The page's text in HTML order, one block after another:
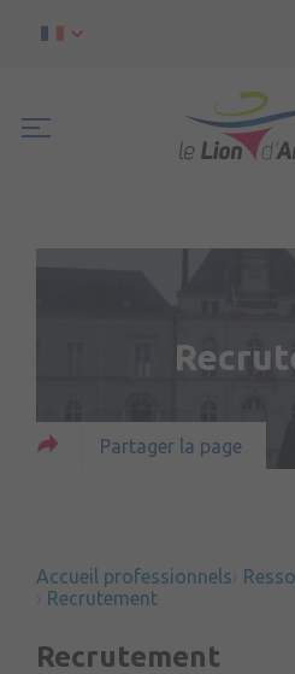
Partager la page
Accueil professionnels
Recrutement
Recrutement